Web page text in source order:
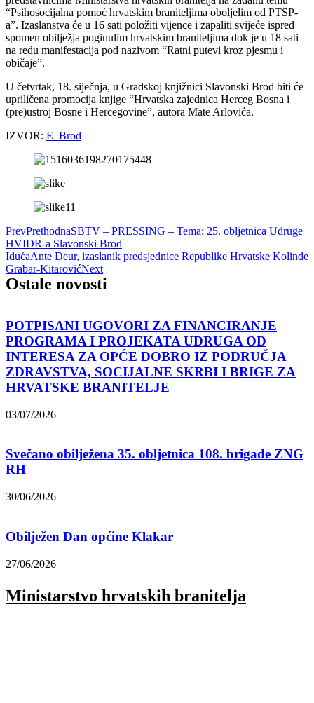
“Psihosocijalna pomoć hrvatskim braniteljima oboljelim od PTSP-
a”. Izaslanstva će u 16 sati položiti vijence i zapaliti svijeće ispred
spomen obilježja poginulim hrvatskim braniteljima dok je u 18 sati
na redu manifestacija pod nazivom “Ratni putevi kroz pjesmu i
običaje”.
U četvrtak, 18. siječnja, u Gradskoj knjižnici Slavonski Brod biti će
upriličena promocija knjige “Hrvatska zajednica Herceg Bosna i
(pre)ustroj Bosne i Hercegovine”, autora Mate Arlovića.
IZVOR: E_Brod
PrevPrethodnaSBTV – PRESSING – Tema: 25. obljetnica Udruge
HVIDR-a Slavonski Brod
IdućaAnte Deur, izaslanik predsjednice Republike Hrvatske Kolinde
Grabar-KitarovićNext
Ostale novosti
POTPISANI UGOVORI ZA FINANCIRANJE
PROGRAMA I PROJEKATA UDRUGA OD
INTERESA ZA OPĆE DOBRO IZ PODRUČJA
ZDRAVSTVA, SOCIJALNE SKRBI I BRIGE ZA
HRVATSKE BRANITELJE
03/07/2026
Svečano obilježena 35. obljetnica 108. brigade ZNG
RH
30/06/2026
Obilježen Dan općine Klakar
27/06/2026
Ministarstvo hrvatskih branitelja